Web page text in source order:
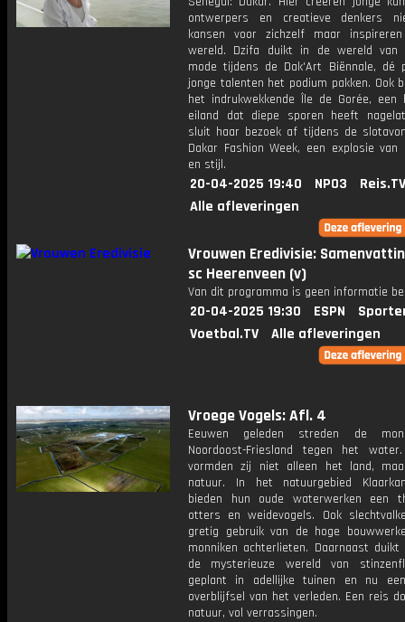
ontwerpers en creatieve denkers
kansen voor zichzelf maar
wereld. Dzifa duikt in de wereld van
mode tijdens de Dak'Art Biënnale, dé
jonge talenten het podium pakken. Ook
het indrukwekkende Île de Gorée, een
eiland dat diepe sporen heeft
sluit haar bezoek af tijdens de
Dakar Fashion Week, een explosie van
en stijl.
20-04-2025 19:40 NPO3
Reis.TV
Alle afleveringen
Vrouwen Eredivisie:
sc Heerenveen (v)
Van dit programma is geen informatie
20-04-2025 19:30 ESPN
Voetbal.TV
Alle afleveringen
Vroege Vogels: Afl. 4
Eeuwen geleden streden de
Noordoost-Friesland tegen het
vormden zij niet alleen het land,
natuur. In het natuurgebied
bieden hun oude waterwerken een
otters en weidevogels. Ook
gretig gebruik van de hoge
monniken achterlieten. Daarnaast duikt
de mysterieuze wereld van
geplant in adellijke tuinen en nu
overblijfsel van het verleden. Een reis
natuur, vol verrassingen.